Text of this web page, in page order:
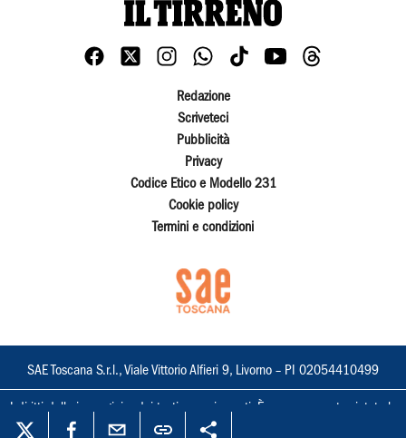
Redazione
Scriveteci
Pubblicità
Privacy
Codice Etico e Modello 231
Cookie policy
Termini e condizioni
SAE Toscana S.r.l., Viale Vittorio Alfieri 9, Livorno – PI 02054410499
I diritti delle immagini e dei testi sono riservati. È espressamente vietata la
loro riproduzione con qualsiasi mezzo e l'adattamento totale o parziale.